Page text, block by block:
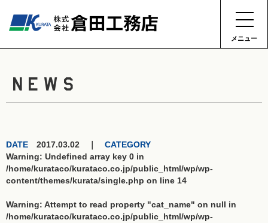
メニュー
NEWS
DATE 2017.03.02 ｜ CATEGORY
Warning: Undefined array key 0 in
/home/kurataco/kurataco.co.jp/public_html/wp/wp-
content/themes/kurata/single.php on line 14
Warning: Attempt to read property "cat_name" on null in
/home/kurataco/kurataco.co.jp/public_html/wp/wp-